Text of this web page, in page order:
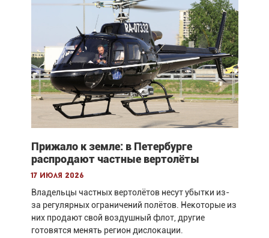
Прижало к земле: в Петербурге
распродают частные вертолёты
17 июля 2026
Владельцы частных вертолётов несут убытки из-
за регулярных ограничений полётов. Некоторые из
них продают свой воздушный флот, другие
готовятся менять регион дислокации.